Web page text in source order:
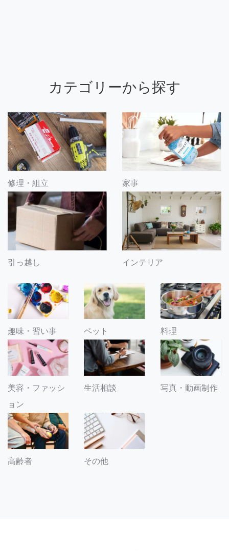
カテゴリーから探す
修理・組立 家事
引っ越し インテリア
趣味・習い事 ペット 料理
美容・ファッシ
ョン
生活相談 写真・動画制作
高齢者 その他